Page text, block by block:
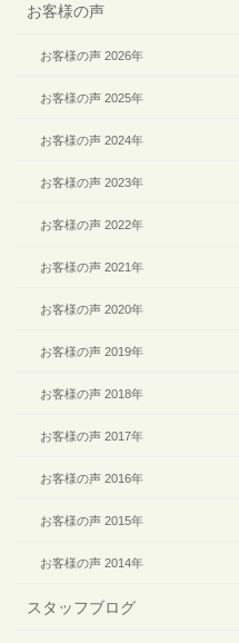
お客様の声
お客様の声 2026年
お客様の声 2025年
お客様の声 2024年
お客様の声 2023年
お客様の声 2022年
お客様の声 2021年
お客様の声 2020年
お客様の声 2019年
お客様の声 2018年
お客様の声 2017年
お客様の声 2016年
お客様の声 2015年
お客様の声 2014年
スタッフブログ